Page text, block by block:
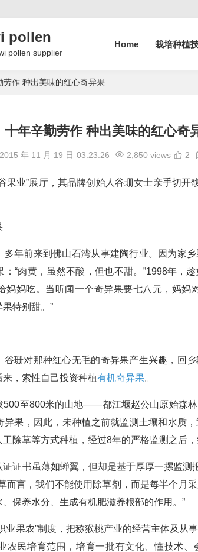
pollen
pollen supplier
Home 栽培种植
劳作 种出美味的红心奇异果
十年辛勤劳作 种出美味的红心奇
2015 年 11 月 19 日 03:23:26 2,850 views 2
果业”展厅，其品牌创始人谷珊女士亲手切开
多年前来到佛山石湾从事建陶行业。因为家
“肉黄，虽然不酸，但也不甜。”1998年，
妈妈吃。当听闻一个奇异果要七八元，妈妈
特别甜。”
谷珊对那种红心无毛的奇异果产生兴趣，回
，索性自己投资种植有机奇异果。
500至800米的山地——都江堰赵公山原始森
异果，因此，未种植之前就监测土壤和水质
除草等方式种植，经过8年的严格监测之后，
证书虽薄如蝉翼，但却是基于厚厚一摞监测
而言，我们不能使用除草剂，而是每半个月
保养水分、生成有机肥滋养根部的作用。”
业果农”制度，把猕猴桃产业的经营主体及从
农民培育范围，培育一批有文化、懂技术、